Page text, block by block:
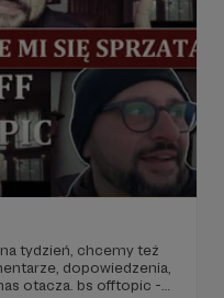
tydzień, chcemy też
dopowiedzenia,
otacza. bs offtopic -